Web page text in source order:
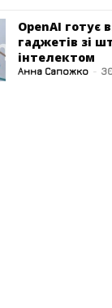
OpenAI готує
гаджетів зі
інтелектом
Анна Сапожко -